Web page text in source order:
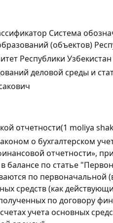
Система
(объектов)
Республики Узбекистан
деловой среды и
отчетности(1 moliya
о бухгалтерском
отчетности»,
балансе по статье
по первоначальной
средств (как
по договору
учета основных